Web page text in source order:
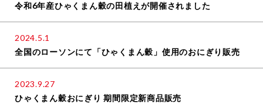
令和6年産ひゃくまん穀の田植えが開催されました
2024.5.1
全国のローソンにて「ひゃくまん穀」使用のおにぎり販売
2023.9.27
ひゃくまん穀おにぎり 期間限定新商品販売